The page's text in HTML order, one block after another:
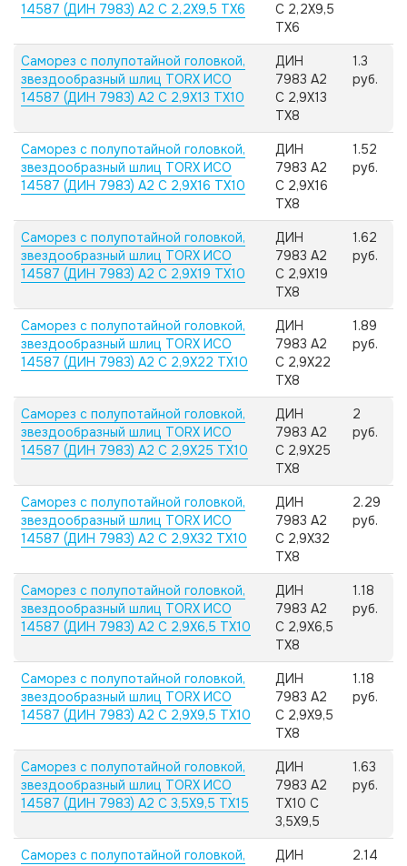
14587 (ДИН 7983) А2 C 2,2X9,5 TX6
C 2,2X9,5
TX6
Саморез с полупотайной головкой,
звездообразный шлиц TORX ИСО
14587 (ДИН 7983) А2 C 2,9X13 TX10
ДИН
7983 А2
C 2,9X13
TX8
1.3
руб.
Саморез с полупотайной головкой,
звездообразный шлиц TORX ИСО
14587 (ДИН 7983) А2 C 2,9X16 TX10
ДИН
7983 А2
C 2,9X16
TX8
1.52
руб.
Саморез с полупотайной головкой,
звездообразный шлиц TORX ИСО
14587 (ДИН 7983) А2 C 2,9X19 TX10
ДИН
7983 А2
C 2,9X19
TX8
1.62
руб.
Саморез с полупотайной головкой,
звездообразный шлиц TORX ИСО
14587 (ДИН 7983) А2 C 2,9X22 TX10
ДИН
7983 А2
C 2,9X22
TX8
1.89
руб.
Саморез с полупотайной головкой,
звездообразный шлиц TORX ИСО
14587 (ДИН 7983) А2 C 2,9X25 TX10
ДИН
7983 А2
C 2,9X25
TX8
2
руб.
Саморез с полупотайной головкой,
звездообразный шлиц TORX ИСО
14587 (ДИН 7983) А2 C 2,9X32 TX10
ДИН
7983 А2
C 2,9X32
TX8
2.29
руб.
Саморез с полупотайной головкой,
звездообразный шлиц TORX ИСО
14587 (ДИН 7983) А2 C 2,9X6,5 TX10
ДИН
7983 А2
C 2,9X6,5
TX8
1.18
руб.
Саморез с полупотайной головкой,
звездообразный шлиц TORX ИСО
14587 (ДИН 7983) А2 C 2,9X9,5 TX10
ДИН
7983 А2
C 2,9X9,5
TX8
1.18
руб.
Саморез с полупотайной головкой,
звездообразный шлиц TORX ИСО
14587 (ДИН 7983) А2 C 3,5X9,5 TX15
ДИН
7983 А2
TX10 C
3,5X9,5
1.63
руб.
Саморез с полупотайной головкой,
ДИН
2.14